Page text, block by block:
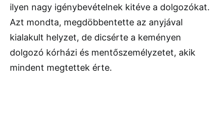
ilyen nagy igénybevételnek kitéve a dolgozókat.
Azt mondta, megdöbbentette az anyjával
kialakult helyzet, de dicsérte a keményen
dolgozó kórházi és mentőszemélyzetet, akik
mindent megtettek érte.